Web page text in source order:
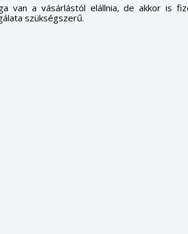
van a vásárlástól elállnia, de akkor is
szükségszerű.